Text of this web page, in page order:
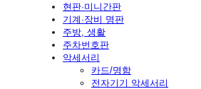
현판·미니간판
기계·장비 명판
주방, 생활
주차번호판
악세서리
카드/명함
전자기기 악세서리